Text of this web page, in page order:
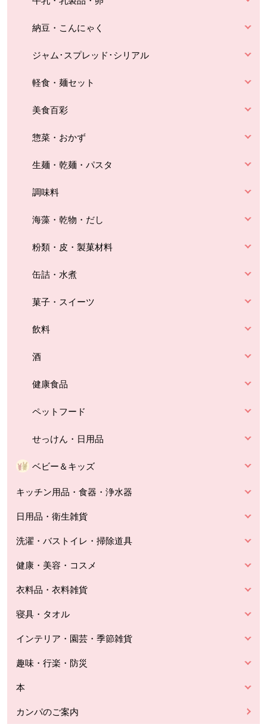
納豆・こんにゃく
ジャム･スプレッド･シリアル
軽食・麺セット
美食百彩
惣菜・おかず
生麺・乾麺・パスタ
調味料
海藻・乾物・だし
粉類・皮・製菓材料
缶詰・水煮
菓子・スイーツ
飲料
酒
健康食品
ペットフード
せっけん・日用品
ベビー＆キッズ
キッチン用品・食器・浄水器
日用品・衛生雑貨
洗濯・バストイレ・掃除道具
健康・美容・コスメ
衣料品・衣料雑貨
寝具・タオル
インテリア・園芸・季節雑貨
趣味・行楽・防災
本
カンパのご案内